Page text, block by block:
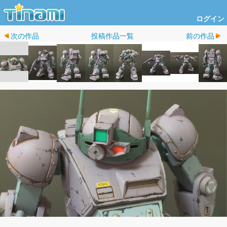
ログイン
次の作品 投稿作品一覧 前の作品